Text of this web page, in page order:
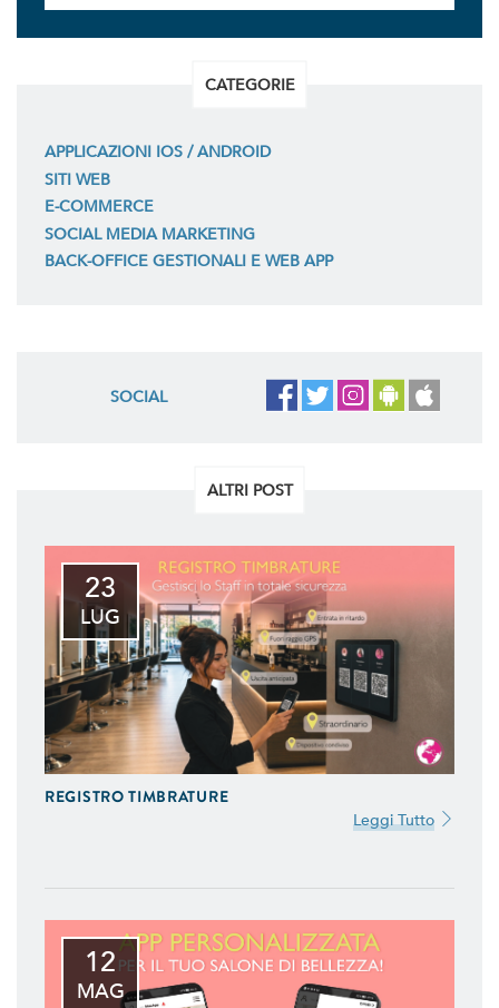
CATEGORIE
APPLICAZIONI IOS / ANDROID
SITI WEB
E-COMMERCE
SOCIAL MEDIA MARKETING
BACK-OFFICE GESTIONALI E WEB APP
SOCIAL
ALTRI POST
23
LUG
REGISTRO TIMBRATURE
Leggi Tutto
12
MAG